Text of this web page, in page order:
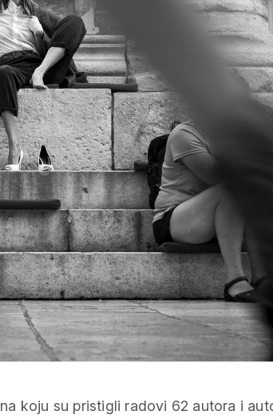
koju su pristigli radovi 62 autora i